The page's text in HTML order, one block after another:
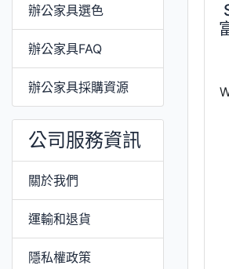
辦公家具選色
辦公家具FAQ
辦公家具採購資源
公司服務資訊
關於我們
運輸和退貨
隱私權政策